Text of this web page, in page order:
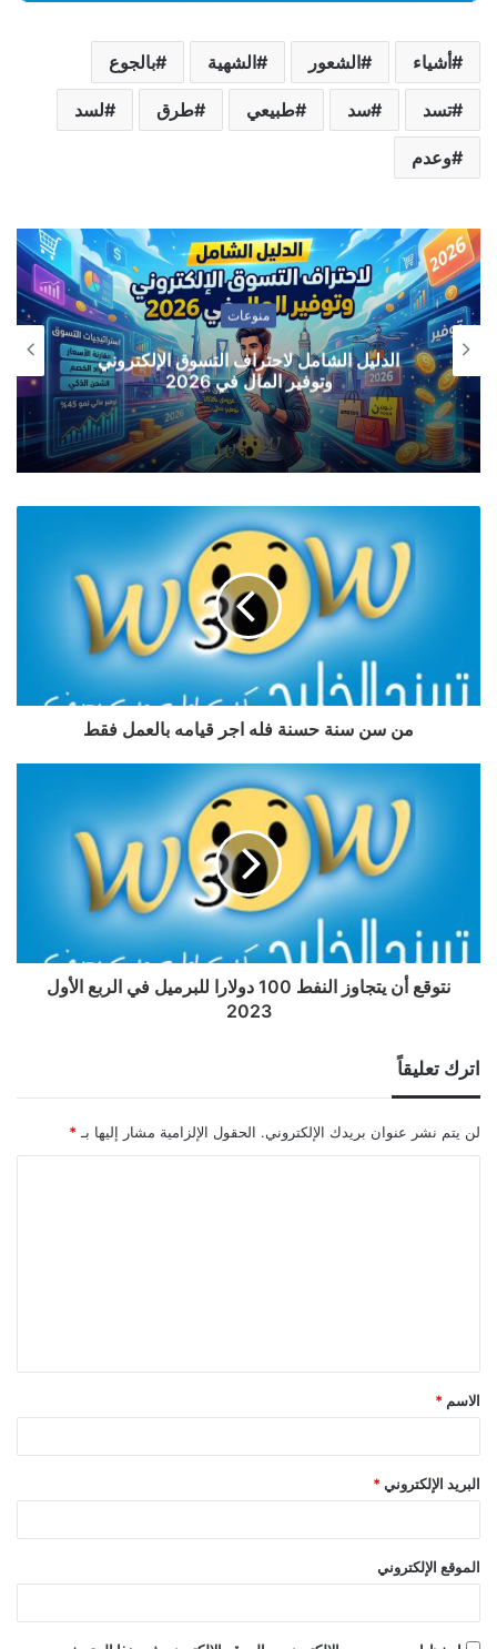
أشياء الشعور الشهية بالجوع
تسد سد طبيعي طرق لسد
وعدم
منوعات
بديل الرخام من خط الفخامة: الاستخدامات
والمزايا والعيوب
من سن سنة حسنة فله اجر قيامه بالعمل فقط
نتوقع أن يتجاوز النفط 100 دولارا للبرميل في الربع الأول
2023
اترك تعليقاً
لن يتم نشر عنوان بريدك الإلكتروني. الحقول الإلزامية مشار إليها بـ *
ق
*
الاسم *
البريد الإلكتروني *
الموقع الإلكتروني